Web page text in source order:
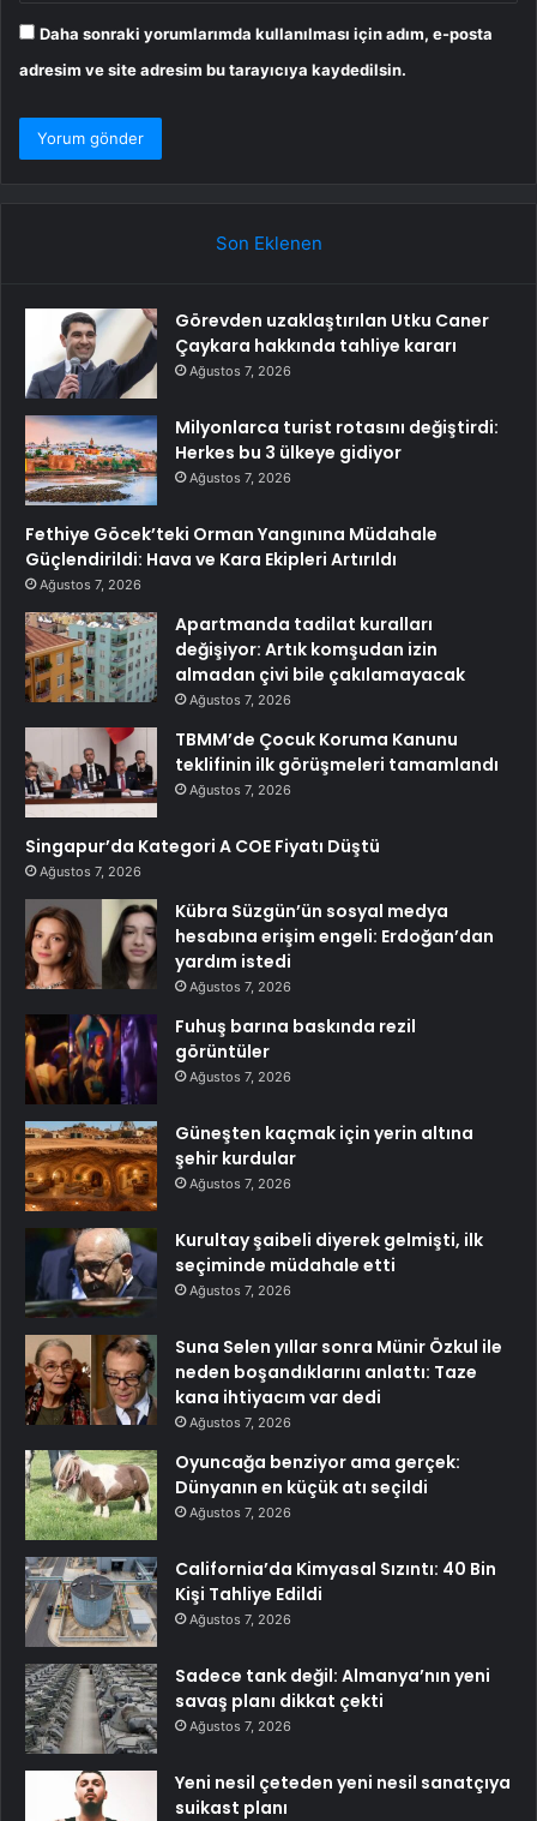
Daha sonraki yorumlarımda kullanılması için adım, e-posta
adresim ve site adresim bu tarayıcıya kaydedilsin.
Son Eklenen
Görevden uzaklaştırılan Utku Caner
Çaykara hakkında tahliye kararı
Ağustos 7, 2026
Milyonlarca turist rotasını değiştirdi:
Herkes bu 3 ülkeye gidiyor
Ağustos 7, 2026
Fethiye Göcek’teki Orman Yangınına Müdahale
Güçlendirildi: Hava ve Kara Ekipleri Artırıldı
Ağustos 7, 2026
Apartmanda tadilat kuralları
değişiyor: Artık komşudan izin
almadan çivi bile çakılamayacak
Ağustos 7, 2026
TBMM’de Çocuk Koruma Kanunu
teklifinin ilk görüşmeleri tamamlandı
Ağustos 7, 2026
Singapur’da Kategori A COE Fiyatı Düştü
Ağustos 7, 2026
Kübra Süzgün’ün sosyal medya
hesabına erişim engeli: Erdoğan’dan
yardım istedi
Ağustos 7, 2026
Fuhuş barına baskında rezil
görüntüler
Ağustos 7, 2026
Güneşten kaçmak için yerin altına
şehir kurdular
Ağustos 7, 2026
Kurultay şaibeli diyerek gelmişti, ilk
seçiminde müdahale etti
Ağustos 7, 2026
Suna Selen yıllar sonra Münir Özkul ile
neden boşandıklarını anlattı: Taze
kana ihtiyacım var dedi
Ağustos 7, 2026
Oyuncağa benziyor ama gerçek:
Dünyanın en küçük atı seçildi
Ağustos 7, 2026
California’da Kimyasal Sızıntı: 40 Bin
Kişi Tahliye Edildi
Ağustos 7, 2026
Sadece tank değil: Almanya’nın yeni
savaş planı dikkat çekti
Ağustos 7, 2026
Yeni nesil çeteden yeni nesil sanatçıya
suikast planı